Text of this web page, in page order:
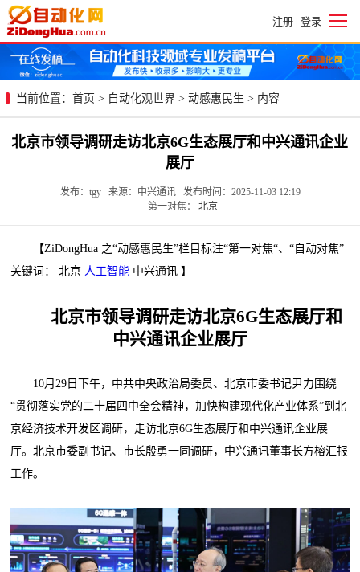
注册 | 登录
当前位置： 首页 > 自动化观世界 > 动感惠民生 > 内容
北京市领导调研走访北京6G生态展厅和中兴通讯企业
展厅
发布：tgy 来源：中兴通讯 发布时间：2025-11-03 12:19
第一对焦： 北京
【ZiDongHua 之“动感惠民生”栏目标注“第一对焦“、“自动对焦”
关键词： 北京 人工智能 中兴通讯 】
北京市领导调研走访北京6G生态展厅和
中兴通讯企业展厅
10月29日下午，中共中央政治局委员、北京市委书记尹力围绕
“贯彻落实党的二十届四中全会精神，加快构建现代化产业体系”到北
京经济技术开发区调研，走访北京6G生态展厅和中兴通讯企业展
厅。北京市委副书记、市长殷勇一同调研，中兴通讯董事长方榕汇报
工作。